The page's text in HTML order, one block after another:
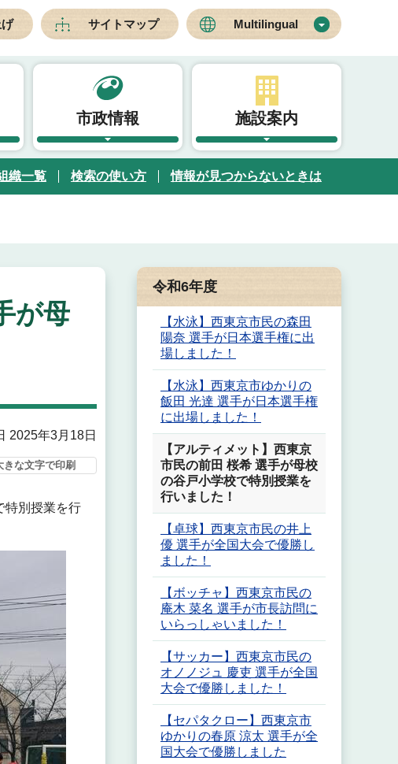
サイトマップ Multilingual
市政情報 施設案内
織一覧 検索の使い方 情報が見つからないときは
が母
2025年3月18日
きな文字で印刷
特別授業を行
令和6年度
【水泳】西東京市民の森田
陽奈 選手が日本選手権に出
場しました！
【水泳】西東京市ゆかりの
飯田 光達 選手が日本選手権
に出場しました！
【アルティメット】西東京
市民の前田 桜希 選手が母校
の谷戸小学校で特別授業を
行いました！
【卓球】西東京市民の井上
優 選手が全国大会で優勝し
ました！
【ボッチャ】西東京市民の
庵木 菜名 選手が市長訪問に
いらっしゃいました！
【サッカー】西東京市民の
オノノジュ 慶吏 選手が全国
大会で優勝しました！
【セパタクロー】西東京市
ゆかりの春原 涼太 選手が全
国大会で優勝しました